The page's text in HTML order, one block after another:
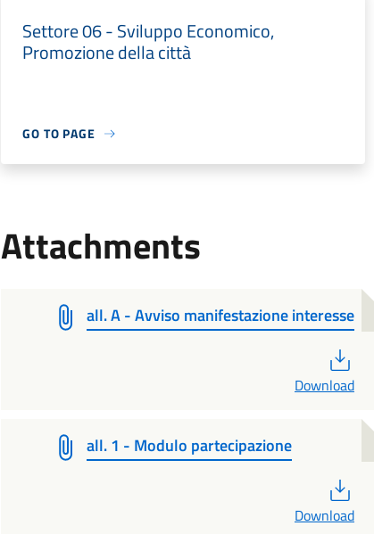
Settore 06 - Sviluppo Economico,
Promozione della città
GO TO PAGE
Attachments
all. A - Avviso manifestazione interesse
Download
all. 1 - Modulo partecipazione
Download